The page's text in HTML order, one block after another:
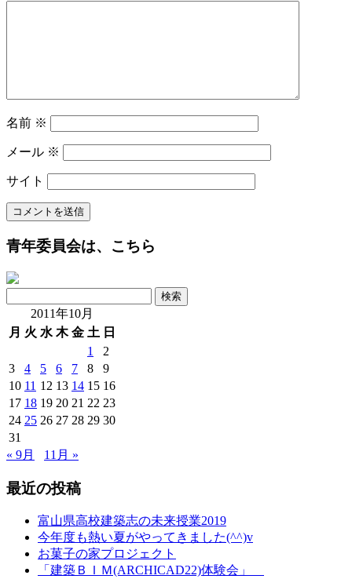
名前 ※
メール ※
サイト
青年委員会は、こちら
2011年10月
月 火 水 木 金 土 日
1
2
3
4 5 6 7 8
9
10 11 12 13 14 15 16
17 18 19 20 21 22 23
24 25 26 27 28 29 30
31
« 9月
11月 »
最近の投稿
富山県高校建築志の未来授業2019
今年度も熱い夏がやってきました(^^)v
お菓子の家プロジェクト
「建築ＢＩＭ(ARCHICAD22)体験会」